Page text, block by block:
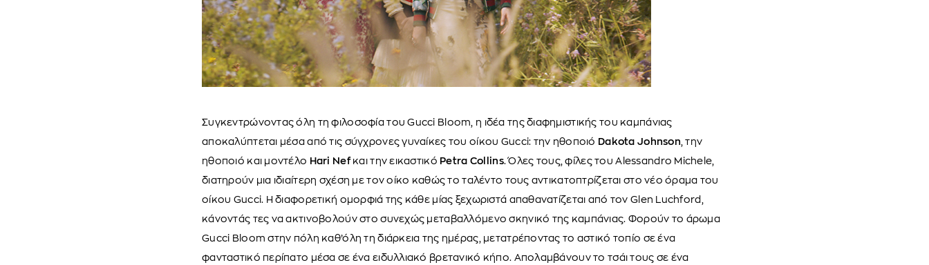
Συγκεντρώνοντας όλη τη φιλοσοφία του Gucci Bloom, η ιδέα της διαφημιστικής του καμπάνιας
αποκαλύπτεται μέσα από τις σύγχρονες γυναίκες του οίκου Gucci: την ηθοποιό Dakota Johnson , την
ηθοποιό και μοντέλο Hari Nefκαι την εικαστικό Petra Collins. Όλες τους, φίλες του Alessandro Michele,
διατηρούν μια ιδιαίτερη σχέση με τον οίκο καθώς το ταλέντο τους αντικατοπτρίζεται στο νέο όραμα του
οίκου Gucci. Η διαφορετική ομορφιά της κάθε μίας ξεχωριστά απαθανατίζεται από τον Glen Luchford,
κάνοντάς τες να ακτινοβολούν στο συνεχώς μεταβαλλόμενο σκηνικό της καμπάνιας. Φορούν το άρωμα
Gucci Bloom στην πόλη καθ’όλη τη διάρκεια της ημέρας, μετατρέποντας το αστικό τοπίο σε ένα
φανταστικό περίπατο μέσα σε ένα ειδυλλιακό βρετανικό κήπο. Απολαμβάνουν το τσάι τους σε ένα